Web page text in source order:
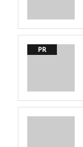
PR